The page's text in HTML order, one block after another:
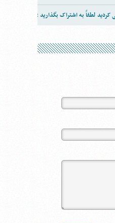
کردید لطفاً به اشتراک بگذارید :